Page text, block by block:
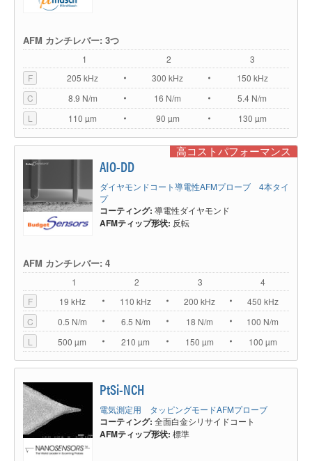
AFM カンチレバー: 3つ
1 2
3
F
205 kHz 300 kHz
150 kHz
C
8.9 N/m 16 N/m
5.4 N/m
L
110 µm 90 µm 130 µm
高コストパフォーマンス
AIO-DD
ダイヤモンドコート導電性AFMプローブ 4本タイ
プ
コーティング: 導電性ダイヤモンド
AFMティップ形状: 反転
AFM カンチレバー: 4
1 2 3
4
F
19 kHz 110 kHz 200 kHz
450 kHz
C
0.5 N/m 6.5 N/m 18 N/m
100 N/m
L
500 µm 210 µm 150 µm 100 µm
PtSi-NCH
電気測定用 タッピングモードAFMプローブ
コーティング: 全面白金シリサイドコート
AFMティップ形状: 標準